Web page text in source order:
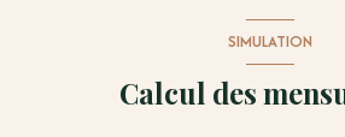
SIMULATION
Calcul des